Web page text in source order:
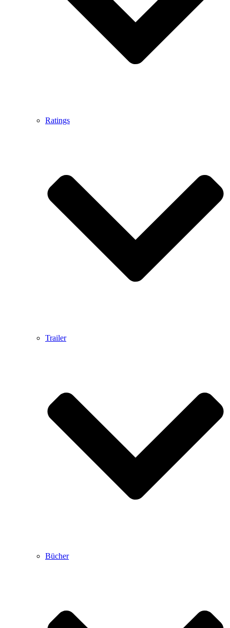
Ratings
Trailer
Bücher